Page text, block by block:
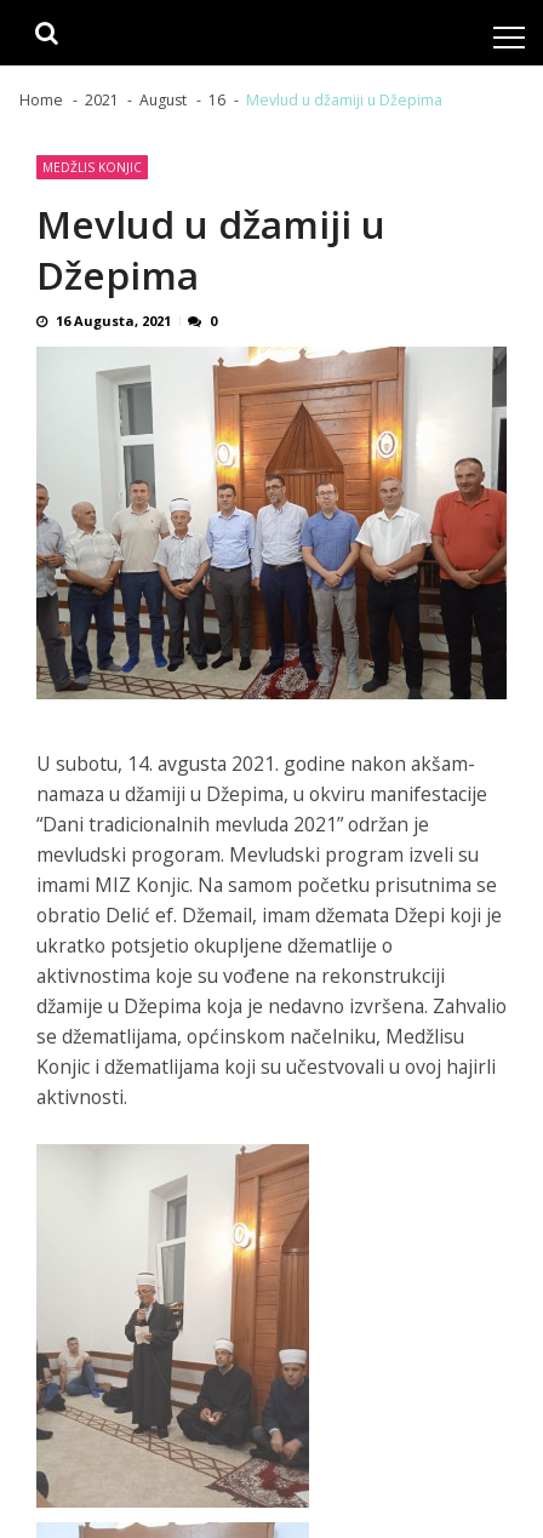
Home 2021 August 16 Mevlud u džamiji u Džepima
MEDŽLIS KONJIC
Mevlud u džamiji u
Džepima
16 Augusta, 2021 0
U subotu, 14. avgusta 2021. godine nakon akšam-
namaza u džamiji u Džepima, u okviru manifestacije
“Dani tradicionalnih mevluda 2021” održan je
mevludski progoram. Mevludski program izveli su
imami MIZ Konjic. Na samom početku prisutnima se
obratio Delić ef. Džemail, imam džemata Džepi koji je
ukratko potsjetio okupljene džematlije o
aktivnostima koje su vođene na rekonstrukciji
džamije u Džepima koja je nedavno izvršena. Zahvalio
se džematlijama, općinskom načelniku, Medžlisu
Konjic i džematlijama koji su učestvovali u ovoj hajirli
aktivnosti.